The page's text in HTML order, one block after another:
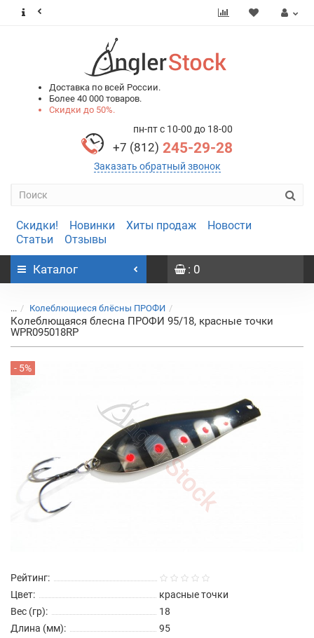
Доставка по всей России.
Более 40 000 товаров.
Скидки до 50%.
пн-пт с 10-00 до 18-00
+7 (812) 245-29-28
Заказать обратный звонок
Скидки! Новинки Хиты продаж
Новости
Статьи
Отзывы
Каталог : 0
... Колеблющиеся блёсны ПРОФИ
Колеблющаяся блесна ПРОФИ 95/18, красные точки
WPR095018RP
- 5%
Рейтинг:
Цвет:
красные точки
Вес (гр):
18
Длина (мм):
95